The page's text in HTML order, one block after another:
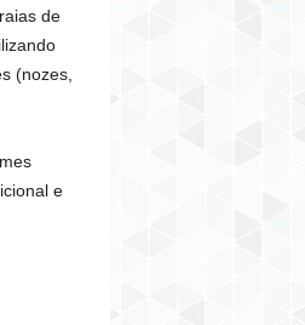
de
(nozes,
e